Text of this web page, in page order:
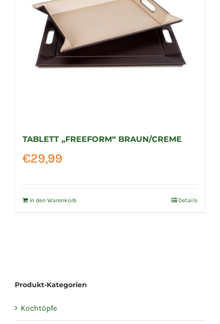
TABLETT „FREEFORM“ BRAUN/CREME
€29,99
In den Warenkorb Details
Produkt-Kategorien
Kochtöpfe